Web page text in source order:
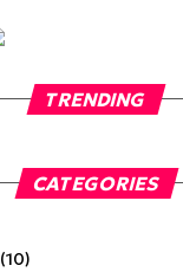
TRENDING
CATEGORIES
(10)